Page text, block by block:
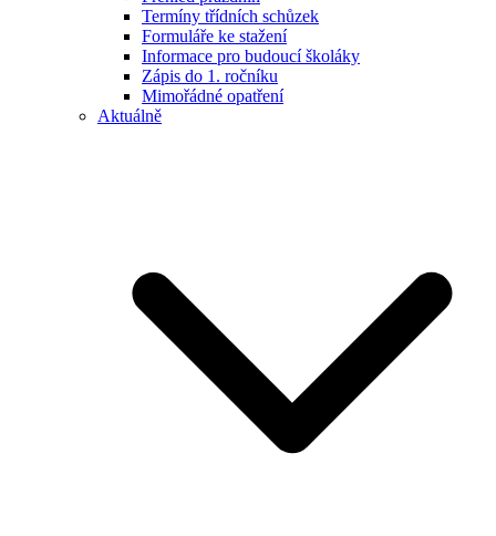
Termíny třídních schůzek
Formuláře ke stažení
Informace pro budoucí školáky
Zápis do 1. ročníku
Mimořádné opatření
Aktuálně